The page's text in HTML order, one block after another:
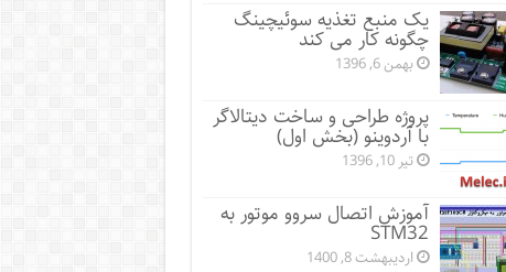
یک منبع تغذیه سوئیچینگ
چگونه کار می کند
بهمن 6, 1396
پروژه طراحی و ساخت دیتالاگر
با آردوینو (بخش اول)
تیر 10, 1396
آموزش اتصال سروو موتور به
STM32
اردیبهشت 8, 1400